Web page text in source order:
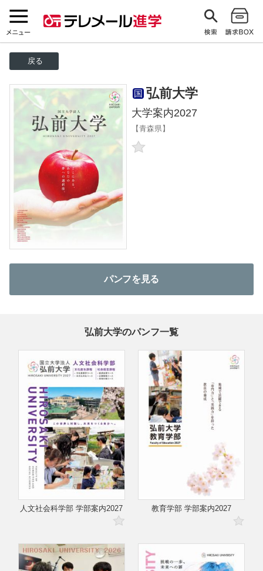
戻る
国 弘前大学
大学案内2027
【青森県】
パンフを見る
弘前大学のパンフ一覧
人文社会科学部 学部案内2027 教育学部 学部案内2027